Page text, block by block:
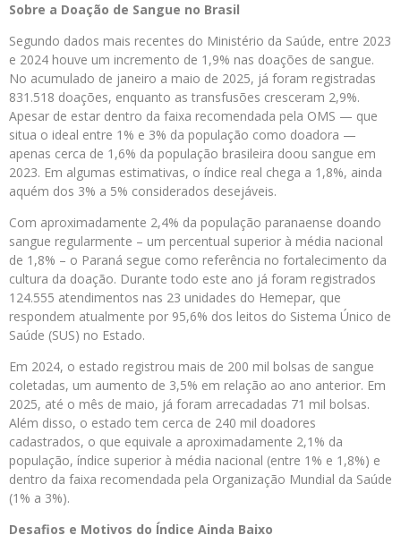
Sobre a Doação de Sangue no Brasil
Segundo dados mais recentes do Ministério da Saúde, entre 2023
e 2024 houve um incremento de 1,9% nas doações de sangue.
No acumulado de janeiro a maio de 2025, já foram registradas
831.518 doações, enquanto as transfusões cresceram 2,9%.
Apesar de estar dentro da faixa recomendada pela OMS — que
situa o ideal entre 1% e 3% da população como doadora —
apenas cerca de 1,6% da população brasileira doou sangue em
2023. Em algumas estimativas, o índice real chega a 1,8%, ainda
aquém dos 3% a 5% considerados desejáveis.
Com aproximadamente 2,4% da população paranaense doando
sangue regularmente – um percentual superior à média nacional
de 1,8% – o Paraná segue como referência no fortalecimento da
cultura da doação. Durante todo este ano já foram registrados
124.555 atendimentos nas 23 unidades do Hemepar, que
respondem atualmente por 95,6% dos leitos do Sistema Único de
Saúde (SUS) no Estado.
Em 2024, o estado registrou mais de 200 mil bolsas de sangue
coletadas, um aumento de 3,5% em relação ao ano anterior. Em
2025, até o mês de maio, já foram arrecadadas 71 mil bolsas.
Além disso, o estado tem cerca de 240 mil doadores
cadastrados, o que equivale a aproximadamente 2,1% da
população, índice superior à média nacional (entre 1% e 1,8%) e
dentro da faixa recomendada pela Organização Mundial da Saúde
(1% a 3%).
Desafios e Motivos do Índice Ainda Baixo